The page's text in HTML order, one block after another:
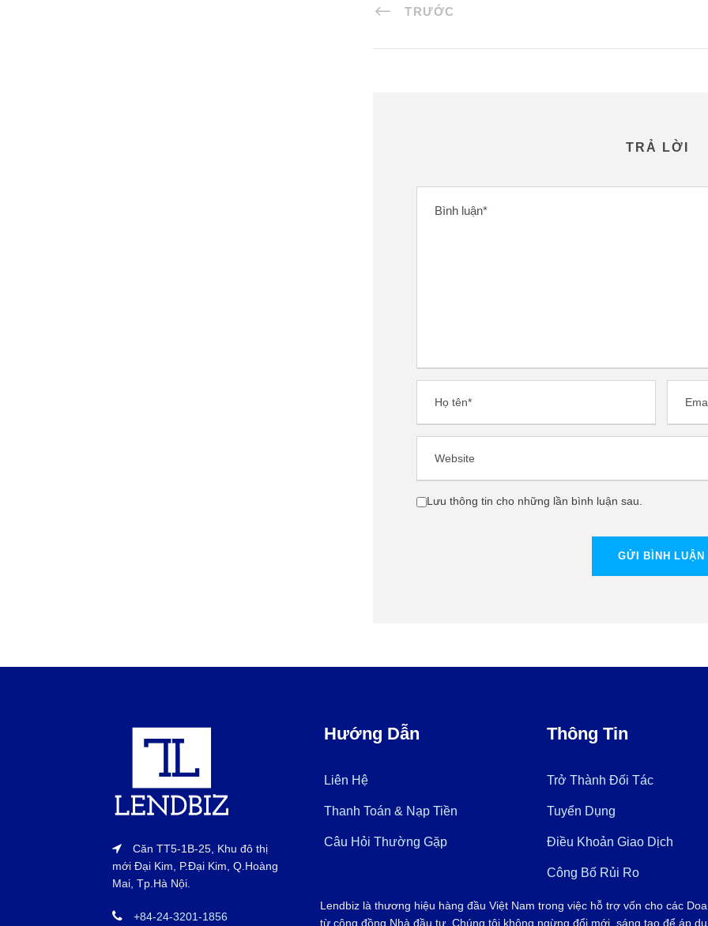
TRƯỚC
TRẢ LỜI
Lưu thông tin cho những lần bình luận sau.
Căn TT5-1B-25, Khu đô thị
mới Đại Kim, P.Đại Kim, Q.Hoàng
Mai, Tp.Hà Nội.
+84-24-3201-1856
Hướng Dẫn
Liên Hệ
Thanh Toán & Nạp Tiền
Câu Hỏi Thường Gặp
Thông Tin
Trở Thành Đối Tác
Tuyển Dụng
Điều Khoản Giao Dịch
Công Bố Rủi Ro
Lendbiz là thương hiệu hàng đầu Việt Nam trong việc hỗ trợ vốn cho các
từ cộng đồng Nhà đầu tư. Chúng tôi không ngừng đổi mới, sáng tạo để áp